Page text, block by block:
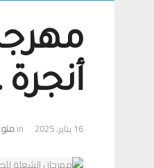
16 يناير، 2025 in